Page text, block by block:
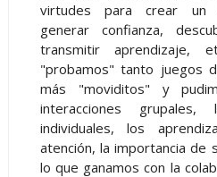
virtudes para crear un
generar confianza,
transmitir aprendizaje,
"probamos" tanto juegos
más "moviditos" y
interacciones grupales,
individuales, los
atención, la importancia de
lo que ganamos con la